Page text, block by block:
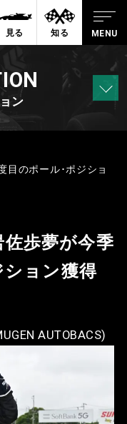
見る 知る
ン
のポール･ポジショ
歩夢が今季
ョン獲得
AUTOBACS)